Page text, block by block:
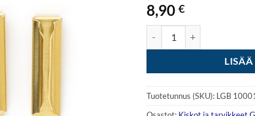
8,90 €
Tuotetunnus (SKU): LGB 10001